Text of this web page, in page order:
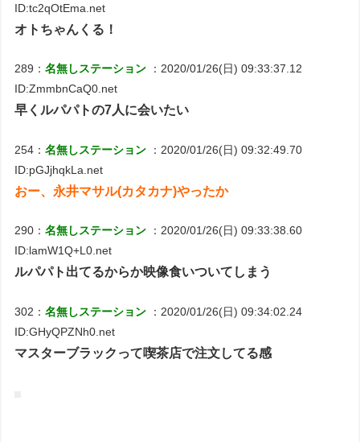
ID:tc2qOtEma.net
オトちゃんくる！
289：名無しステーション
：2020/01/26(日) 09:33:37.12
ID:ZmmbnCaQ0.net
早くルパパトの7人に会いたい
254：名無しステーション
：2020/01/26(日) 09:32:49.70
ID:pGJjhqkLa.net
おー、永井マサル(カタカナ)やったか
290：名無しステーション
：2020/01/26(日) 09:33:38.60
ID:lamW1Q+L0.net
ルパパト出てるからか映像食いついてしまう
302：名無しステーション
：2020/01/26(日) 09:34:02.24
ID:GHyQPZNh0.net
マスターブラックって喫茶店で注文してる感